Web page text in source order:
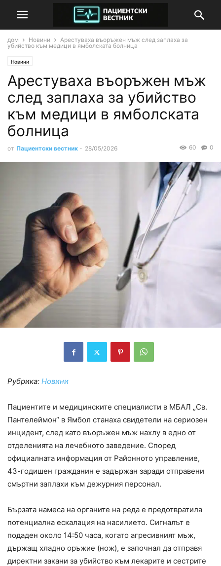
дом Новини
Арестуваха въоръжен мъж след заплаха за
убийство към медици в ямболската болница
Новини
Арестуваха въоръжен мъж
след заплаха за убийство
към медици в ямболската
болница
от Пациентски вестник - 28/05/2026 0
60
Рубрика: Новини
Пациентите и медицинските специалисти в МБАЛ „Св.
Пантелеймон“ в Ямбол станаха свидетели на сериозен
инцидент, след като въоръжен мъж нахлу в едно от
отделенията на лечебното заведение. Според
официалната информация от Районното управление,
43-годишен гражданин е задържан заради отправени
смъртни заплахи към дежурния персонал.
Бързата намеса на органите на реда е предотвратила
потенциална ескалация на насилието. Сигналът е
подаден около 14:50 часа, когато агресивният мъж,
държащ хладно оръжие (нож), е започнал да отправя
директни закани за убийство към лекарите и сестрите